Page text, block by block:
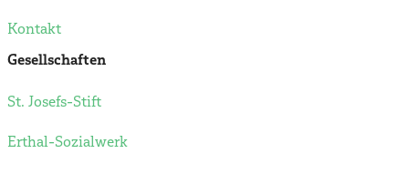
Kontakt
Gesellschaften
St. Josefs-Stift
Erthal-Sozialwerk